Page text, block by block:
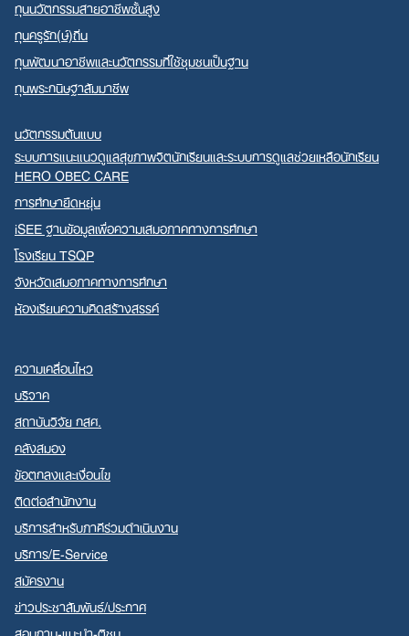
ทุนนวัตกรรมสายอาชีพชั้นสูง
ทุนครูรัก(ษ์)ถิ่น
ทุนพัฒนาอาชีพและนวัตกรรมที่ใช้ชุมชนเป็นฐาน
ทุนพระกนิษฐาสัมมาชีพ
นวัตกรรมต้นแบบ
ระบบการแนะแนวดูแลสุขภาพจิตนักเรียนและระบบการดูแลช่วยเหลือนักเรียน
HERO OBEC CARE
การศึกษายืดหยุ่น
iSEE ฐานข้อมูลเพื่อความเสมอภาคทางการศึกษา
โรงเรียน TSQP
จังหวัดเสมอภาคทางการศึกษา
ห้องเรียนความคิดสร้างสรรค์
ความเคลื่อนไหว
บริจาค
สถาบันวิจัย กสศ.
คลังสมอง
ข้อตกลงและเงื่อนไข
ติดต่อสำนักงาน
บริการสำหรับภาคีร่วมดำเนินงาน
บริการ/E-Service
สมัครงาน
ข่าวประชาสัมพันธ์/ประกาศ